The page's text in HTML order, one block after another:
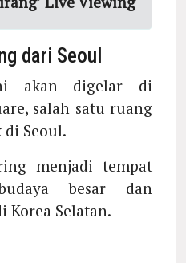
dari Seoul
akan digelar di
salah satu ruang
Seoul.
menjadi tempat
besar dan
Korea Selatan.